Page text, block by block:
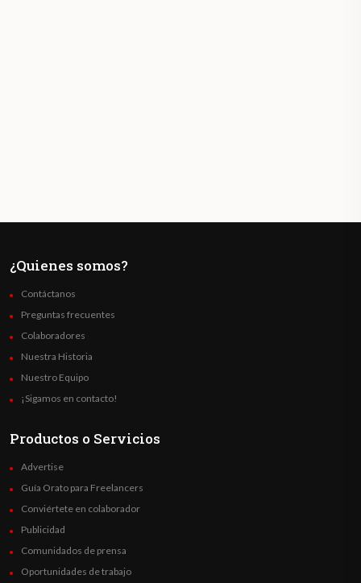
¿Quienes somos?
Contáctanos
Preguntas frecuentes
Colaboradores
Nuestra Historia
Nuestro Equipo
¡Sigamos en contacto!
Productos o Servicios
Advertise
Guía Orato para Freelancers
Conviértete en colaborador
Publicidad
Comunidados de prensa
Oportunidades de trabajo